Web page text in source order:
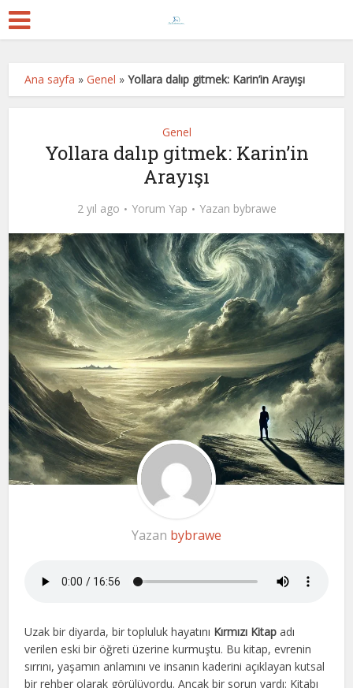
Ana sayfa »Genel »Yollara dalıp gitmek: Karin’in Arayışı
Genel
Yollara dalıp gitmek: Karin’in
Arayışı
2 yıl ago Yorum Yap Yazan bybrawe
Yazan bybrawe
Uzak bir diyarda, bir topluluk hayatını Kırmızı Kitap adı
verilen eski bir öğreti üzerine kurmuştu. Bu kitap, evrenin
sırrını, yaşamın anlamını ve insanın kaderini açıklayan kutsal
bir rehber olarak görülüyordu. Ancak bir sorun vardı: Kitabı